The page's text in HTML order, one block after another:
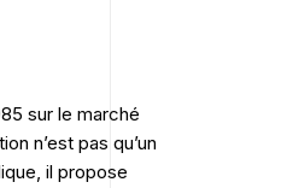
sur le marché
n’est pas qu’un
il propose